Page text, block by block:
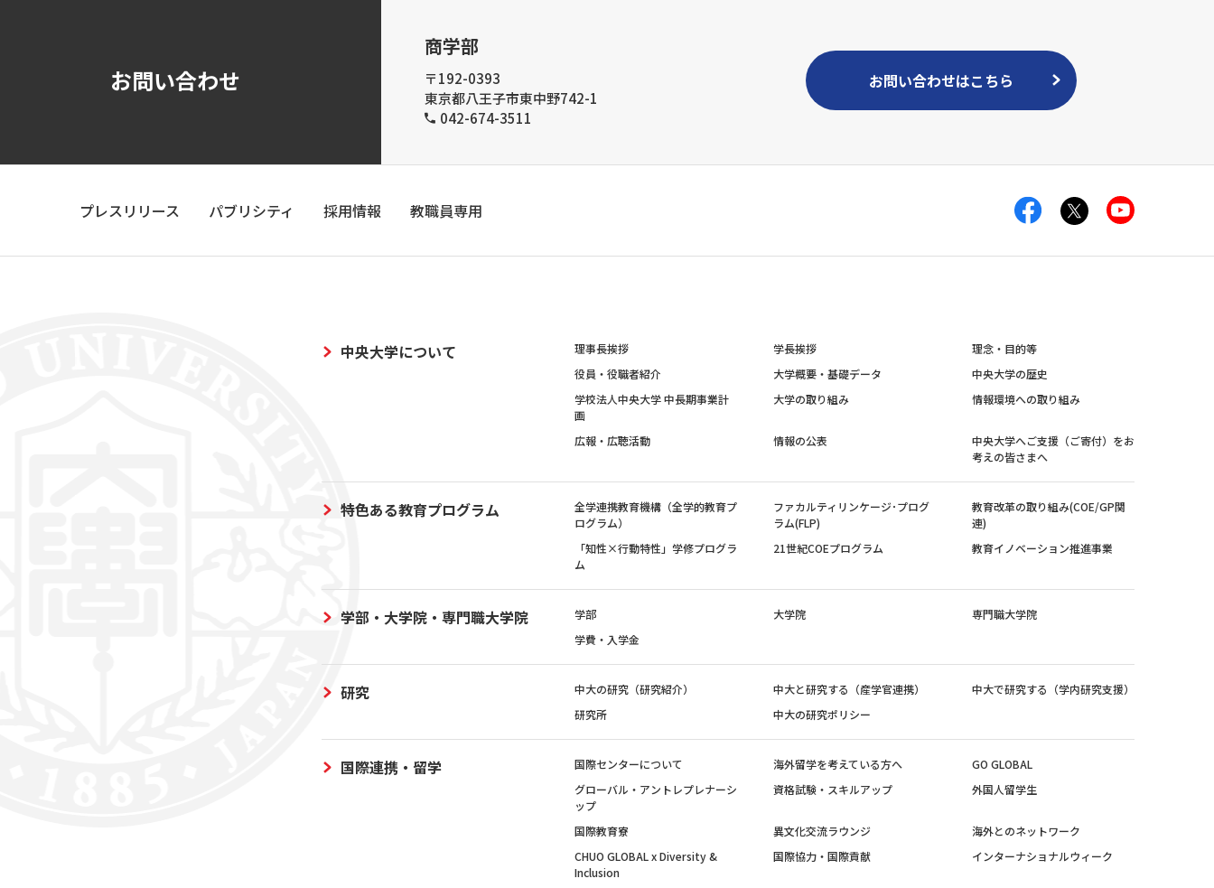
お問い合わせ
商学部
〒192-0393
東京都八王子市東中野742-1
042-674-3511
お問い合わせはこちら
プレスリリース パブリシティ 採用情報 教職員専用
中央大学について 理事長挨拶 学長挨拶
理念・目的等
役員・役職者紹介
大学概要・基礎データ
中央大学の歴史
学校法人中央大学 中長期事業計
画
大学の取り組み 情報環境への取り組み
広報・広聴活動 情報の公表
中央大学へご支援（ご寄付）をお
考えの皆さまへ
特色ある教育プログラム
全学連携教育機構（全学的教育プ
ログラム）
ファカルティリンケージ･プログ
ラム(FLP)
教育改革の取り組み(COE/GP関
連)
「知性×行動特性」学修プログラ
ム
21世紀COEプログラム 教育イノベーション推進事業
学部・大学院・専門職大学院 学部 大学院
専門職大学院
学費・入学金
研究 中大の研究（研究紹介） 中大と研究する（産学官連携）
中大で研究する（学内研究支援）
研究所
中大の研究ポリシー
国際連携・留学 国際センターについて 海外留学を考えている方へ
GO GLOBAL
グローバル・アントレプレナーシ
ップ
資格試験・スキルアップ 外国人留学生
国際教育寮 異文化交流ラウンジ
海外とのネットワーク
CHUO GLOBAL x Diversity &
Inclusion
国際協力・国際貢献 インターナショナルウィーク